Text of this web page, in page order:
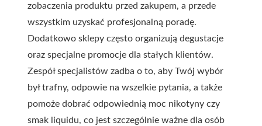
zobaczenia produktu przed zakupem, a przede
wszystkim uzyskać profesjonalną poradę.
Dodatkowo sklepy często organizują degustacje
oraz specjalne promocje dla stałych klientów.
Zespół specjalistów zadba o to, aby Twój wybór
był trafny, odpowie na wszelkie pytania, a także
pomoże dobrać odpowiednią moc nikotyny czy
smak liquidu, co jest szczególnie ważne dla osób